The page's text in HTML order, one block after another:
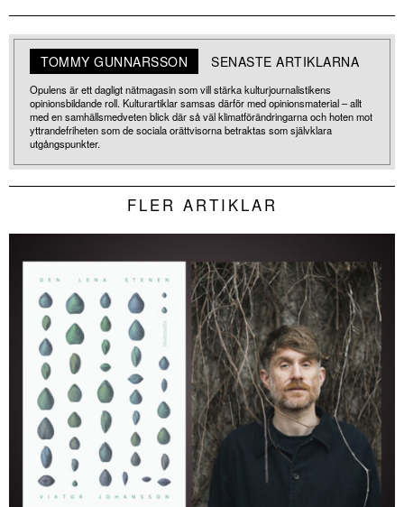
TOMMY GUNNARSSON SENASTE ARTIKLARNA
Opulens är ett dagligt nätmagasin som vill stärka kulturjournalistikens
opinionsbildande roll. Kulturartiklar samsas därför med opinionsmaterial – allt
med en samhällsmedveten blick där så väl klimatförändringarna och hoten mot
yttrandefriheten som de sociala orättvisorna betraktas som självklara
utgångspunkter.
FLER ARTIKLAR